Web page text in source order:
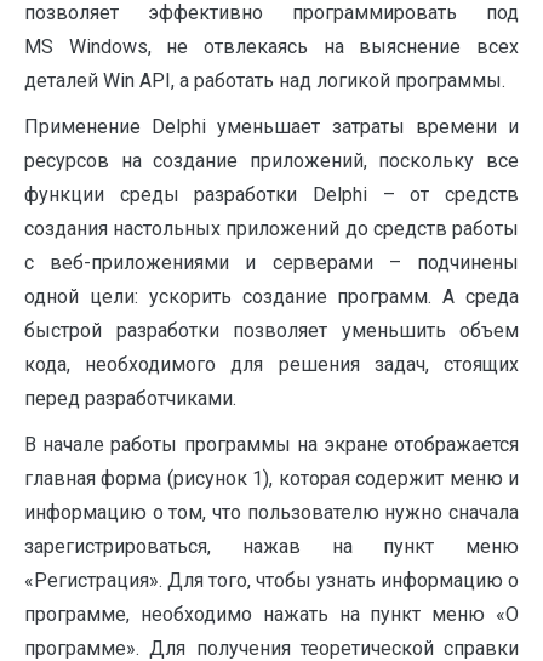
позволяет эффективно программировать под
MS Windows, не отвлекаясь на выяснение всех
деталей Win API, а работать над логикой программы.
Применение Delphi уменьшает затраты времени и
ресурсов на создание приложений, поскольку все
функции среды разработки Delphi – от средств
создания настольных приложений до средств работы
с веб-приложениями и серверами – подчинены
одной цели: ускорить создание программ. А среда
быстрой разработки позволяет уменьшить объем
кода, необходимого для решения задач, стоящих
перед разработчиками.
В начале работы программы на экране отображается
главная форма (рисунок 1), которая содержит меню и
информацию о том, что пользователю нужно сначала
зарегистрироваться, нажав на пункт меню
«Регистрация». Для того, чтобы узнать информацию о
программе, необходимо нажать на пункт меню «О
программе». Для получения теоретической справки